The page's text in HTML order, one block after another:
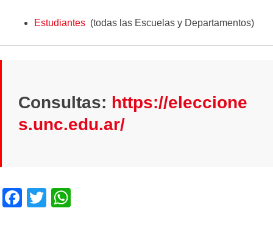
Estudiantes (todas las Escuelas y Departamentos)
Consultas: https://eleccione
s.unc.edu.ar/
F
T